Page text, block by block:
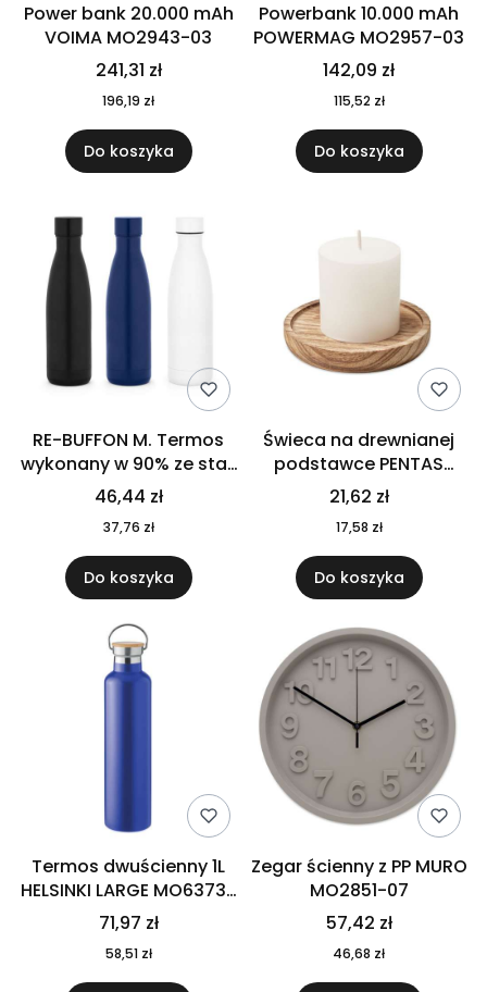
Power bank 20.000 mAh
VOIMA MO2943-03
241,31 zł
196,19 zł
Do koszyka
Powerbank 10.000 mAh
POWERMAG MO2957-03
142,09 zł
115,52 zł
Do koszyka
RE-BUFFON M. Termos
wykonany w 90% ze stali
nierdzewnej
pochodzącej z
recyklingu 520 ml 94294
46,44 zł
37,76 zł
Do koszyka
Świeca na drewnianej
podstawce PENTAS
MO6282-40
21,62 zł
17,58 zł
Do koszyka
Termos dwuścienny 1L
HELSINKI LARGE MO6373-
04
71,97 zł
58,51 zł
Zegar ścienny z PP MURO
MO2851-07
57,42 zł
46,68 zł